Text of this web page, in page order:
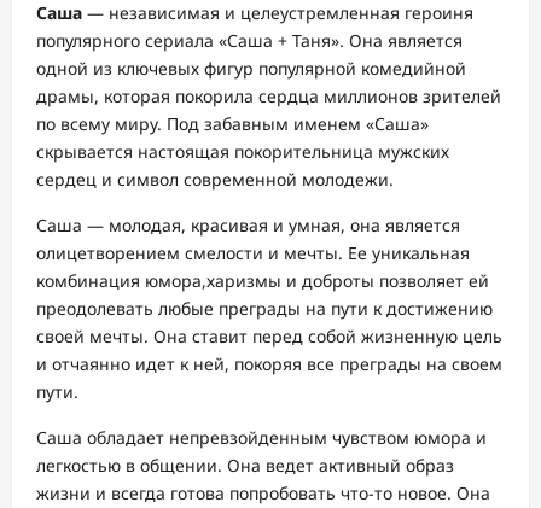
Саша — независимая и целеустремленная героиня
популярного сериала «Саша + Таня». Она является
одной из ключевых фигур популярной комедийной
драмы, которая покорила сердца миллионов зрителей
по всему миру. Под забавным именем «Саша»
скрывается настоящая покорительница мужских
сердец и символ современной молодежи.
Саша — молодая, красивая и умная, она является
олицетворением смелости и мечты. Ее уникальная
комбинация юмора,харизмы и доброты позволяет ей
преодолевать любые преграды на пути к достижению
своей мечты. Она ставит перед собой жизненную цель
и отчаянно идет к ней, покоряя все преграды на своем
пути.
Саша обладает непревзойденным чувством юмора и
легкостью в общении. Она ведет активный образ
жизни и всегда готова попробовать что-то новое. Она